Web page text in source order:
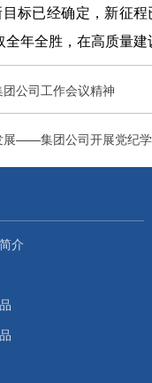
标已经确定，新征
年全胜，在高质量
公司工作会议精神
展——集团公司开展党纪
介